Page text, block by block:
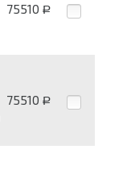
75510 Р
75510 Р